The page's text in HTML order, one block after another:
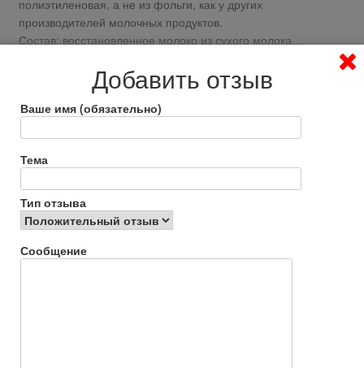
полиэтиленовая, а не из фольги, как у других
производителей молочных продуктов.
Состав: восстановленное молоко из сухого молока…
Я, всё же, лучше дождусь акции и куплю настоящую сметану,
по цене чуть выше этой.
0
Ответить
Нейтральный отзыв
Достоинства:
Добавить отзыв
Ваше имя (обязательно)
Тема
Тип отзыва
Сообщение